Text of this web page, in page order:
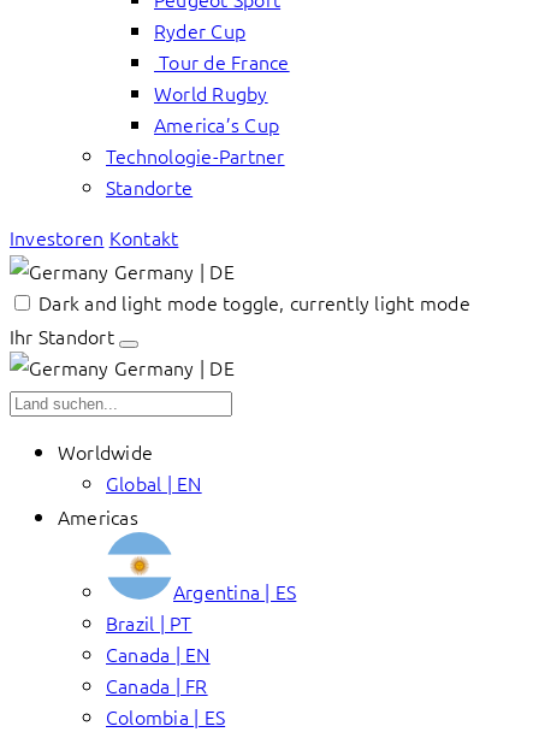
Ryder Cup
Tour de France
World Rugby
America’s Cup
Technologie-Partner
Standorte
Investoren Kontakt
Germany | DE
Dark and light mode toggle, currently light mode
Ihr Standort
Germany | DE
Worldwide
Global | EN
Americas
Argentina | ES
Brazil | PT
Canada | EN
Canada | FR
Colombia | ES